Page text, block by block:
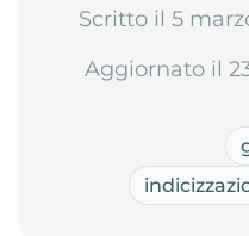
Scritto il 5
Aggiornato il